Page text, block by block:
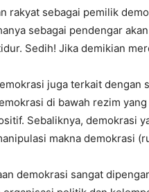
rakyat sebagai pemilik
sebagai pendengar
Sedih! Jika demikian
juga terkait dengan
di bawah rezim
Sebaliknya, demokrasi
makna demokrasi
demokrasi sangat